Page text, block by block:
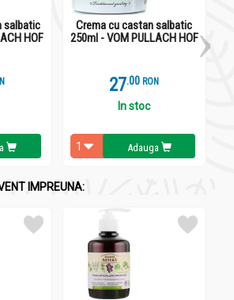
salbatic
HOF
Crema cu castan salbatic
250ml - VOM PULLACH HOF
27.0 RON
In stoc
Adauga
IMPREUNA: